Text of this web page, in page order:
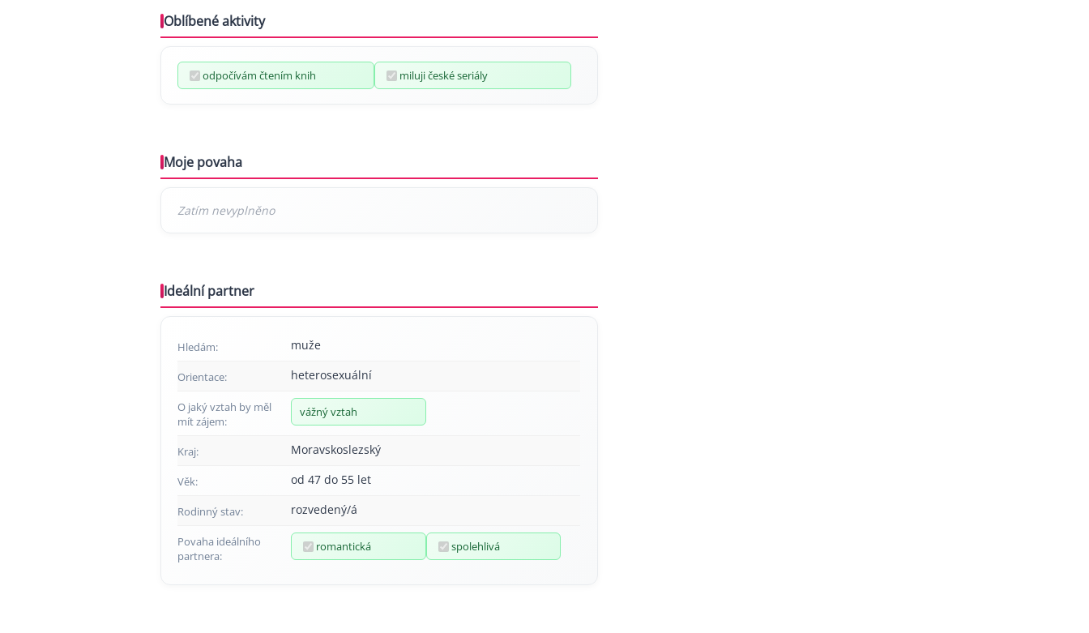
Oblíbené aktivity
odpočívám čtením knih miluji české seriály
Moje povaha
Ideální partner
Hledám: muže
Orientace: heterosexuální
O jaký vztah by měl
mít zájem:
vážný vztah
Kraj: Moravskoslezský
Věk: od 47 do 55 let
Rodinný stav: rozvedený/á
Povaha ideálního
partnera:
romantická spolehlivá